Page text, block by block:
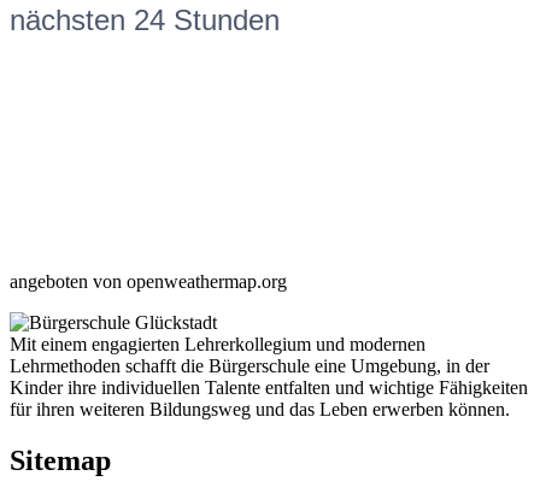
nächsten 24 Stunden
angeboten von openweathermap.org
Mit einem engagierten Lehrerkollegium und modernen
Lehrmethoden schafft die Bürgerschule eine Umgebung, in der
Kinder ihre individuellen Talente entfalten und wichtige Fähigkeiten
für ihren weiteren Bildungsweg und das Leben erwerben können.
Sitemap